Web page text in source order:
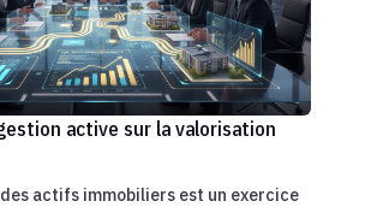
active sur la valorisation
actifs immobiliers est un exercice